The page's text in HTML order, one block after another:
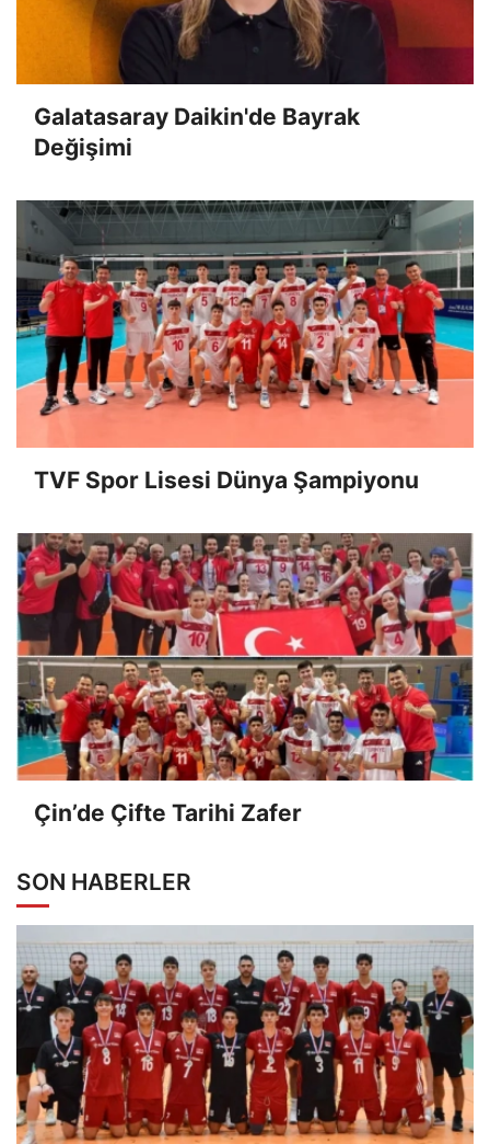
Galatasaray Daikin'de Bayrak
Değişimi
TVF Spor Lisesi Dünya Şampiyonu
Çin’de Çifte Tarihi Zafer
SON HABERLER